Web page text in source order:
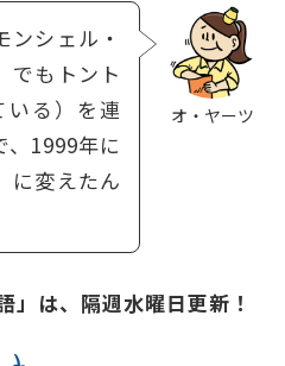
オ・ヤーツ
ンシェル・
でもトント
いる）を連
1999年に
に変えたん
」は、隔週水曜日更新！